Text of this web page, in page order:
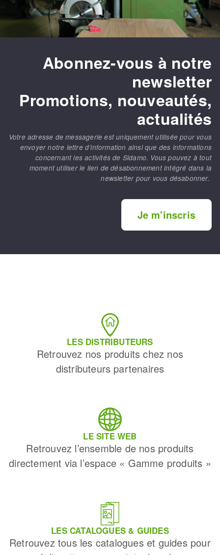
Abonnez-vous à notre
newsletter
Promotions, nouveautés,
actualités
Votre adresse de messagerie est uniquement utilisée pour vous
envoyer notre lettre d’information ainsi que des informations
concernant les activités de Sidamo. Vous pouvez à tout
moment utiliser le lien de désabonnement intégré dans la
newsletter pour vous désabonner.
Je m'inscris
LES DISTRIBUTEURS
Retrouvez nos produits chez nos
distributeurs partenaires
LE SITE WEB
Retrouvez l’ensemble de nos produits
directement via l’espace « Gamme produits »
LES CATALOGUES & GUIDES
Retrouvez tous les catalogues et guides pour